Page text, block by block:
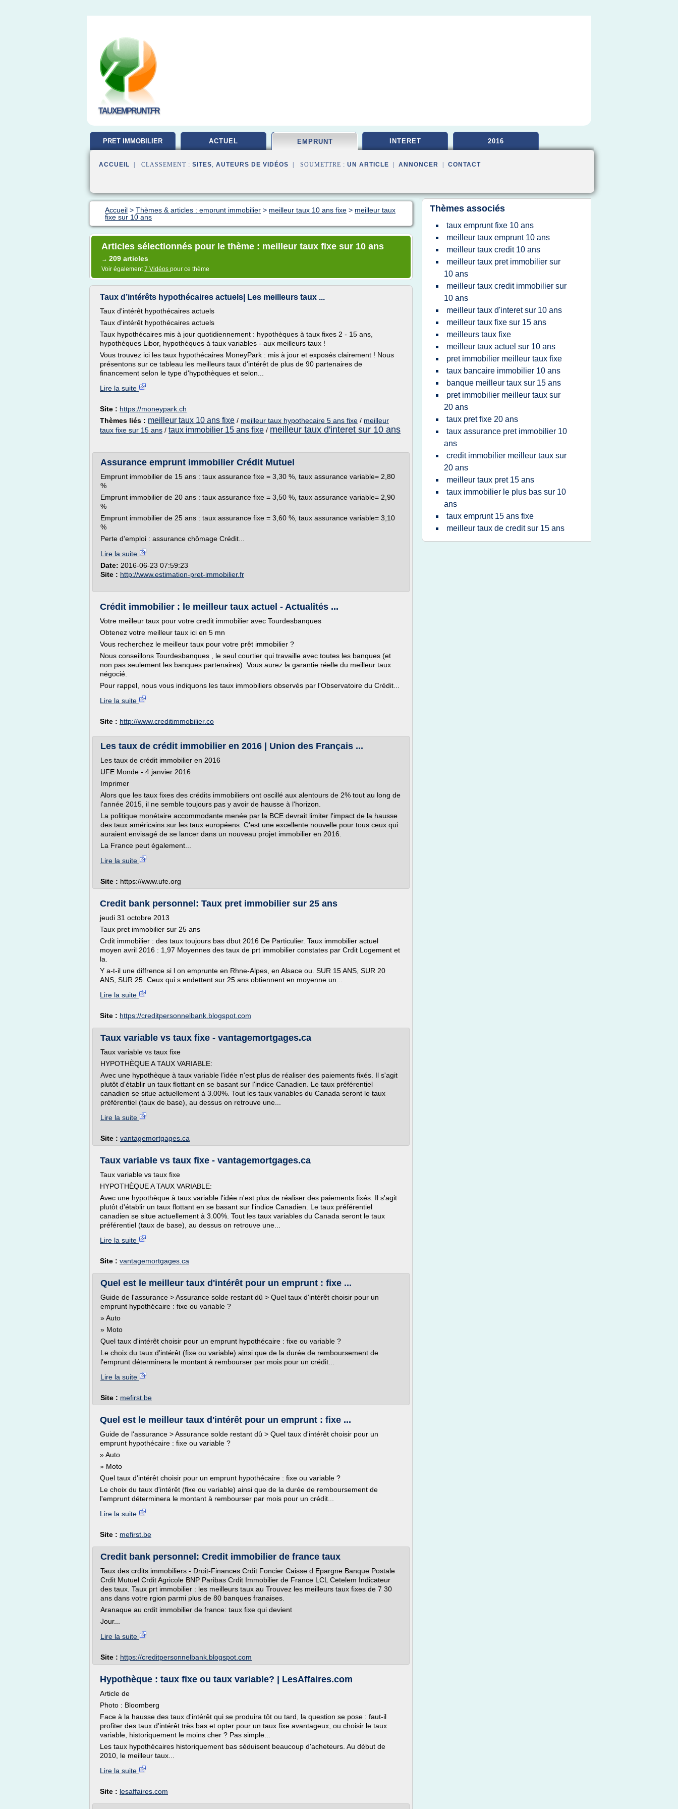
TAUXEMPRUNT.FR
PRET IMMOBILIER ACTUEL EMPRUNT INTERET 2016
ACCUEIL | CLASSEMENT : SITES, AUTEURS DE VIDÉOS | SOUMETTRE : UN ARTICLE ANNONCER CONTACT
Accueil > Thèmes & articles : emprunt immobilier > meilleur taux 10 ans fixe > meilleur taux
fixe sur 10 ans
Articles sélectionnés pour le thème : meilleur taux fixe sur 10 ans
→ 209 articles
Voir également7 Vidéos pour ce thème
Taux d’intérêts hypothécaires actuels| Les meilleurs taux ...
Taux d'intérêt hypothécaires actuels
Taux d'intérêt hypothécaires actuels
Taux hypothécaires mis à jour quotidiennement : hypothèques à taux fixes 2 - 15 ans,
hypothèques Libor, hypothèques à taux variables - aux meilleurs taux !
Vous trouvez ici les taux hypothécaires MoneyPark : mis à jour et exposés clairement ! Nous
présentons sur ce tableau les meilleurs taux d'intérêt de plus de 90 partenaires de
financement selon le type d'hypothèques et selon...
Lire la suite
Site : https://moneypark.ch
Thèmes liés : meilleur taux 10 ans fixe / meilleur taux hypothecaire 5 ans fixe / meilleur
taux fixe sur 15 ans / taux immobilier 15 ans fixe / meilleur taux d'interet sur 10 ans
Assurance emprunt immobilier Crédit Mutuel
Emprunt immobilier de 15 ans : taux assurance fixe = 3,30 %, taux assurance variable= 2,80
%
Emprunt immobilier de 20 ans : taux assurance fixe = 3,50 %, taux assurance variable= 2,90
%
Emprunt immobilier de 25 ans : taux assurance fixe = 3,60 %, taux assurance variable= 3,10
%
Perte d'emploi : assurance chômage Crédit...
Lire la suite
Date: 2016-06-23 07:59:23
Site : http://www.estimation-pret-immobilier.fr
Crédit immobilier : le meilleur taux actuel - Actualités ...
Votre meilleur taux pour votre credit immobilier avec Tourdesbanques
Obtenez votre meilleur taux ici en 5 mn
Vous recherchez le meilleur taux pour votre prêt immobilier ?
Nous conseillons Tourdesbanques , le seul courtier qui travaille avec toutes les banques (et
non pas seulement les banques partenaires). Vous aurez la garantie réelle du meilleur taux
négocié.
Pour rappel, nous vous indiquons les taux immobiliers observés par l'Observatoire du Crédit...
Lire la suite
Site : http://www.creditimmobilier.co
Les taux de crédit immobilier en 2016 | Union des Français ...
Les taux de crédit immobilier en 2016
UFE Monde - 4 janvier 2016
Imprimer
Alors que les taux fixes des crédits immobiliers ont oscillé aux alentours de 2% tout au long de
l'année 2015, il ne semble toujours pas y avoir de hausse à l'horizon.
La politique monétaire accommodante menée par la BCE devrait limiter l'impact de la hausse
des taux américains sur les taux européens. C'est une excellente nouvelle pour tous ceux qui
auraient envisagé de se lancer dans un nouveau projet immobilier en 2016.
La France peut également...
Lire la suite
Site : https://www.ufe.org
Credit bank personnel: Taux pret immobilier sur 25 ans
jeudi 31 octobre 2013
Taux pret immobilier sur 25 ans
Crdit immobilier : des taux toujours bas dbut 2016 De Particulier. Taux immobilier actuel
moyen avril 2016 : 1,97 Moyennes des taux de prt immobilier constates par Crdit Logement et
la.
Y a-t-il une diffrence si l on emprunte en Rhne-Alpes, en Alsace ou. SUR 15 ANS, SUR 20
ANS, SUR 25. Ceux qui s endettent sur 25 ans obtiennent en moyenne un...
Lire la suite
Site : https://creditpersonnelbank.blogspot.com
Taux variable vs taux fixe - vantagemortgages.ca
Taux variable vs taux fixe
HYPOTHÈQUE A TAUX VARIABLE:
Avec une hypothèque à taux variable l'idée n'est plus de réaliser des paiements fixés. Il s'agit
plutôt d'établir un taux flottant en se basant sur l'indice Canadien. Le taux préférentiel
canadien se situe actuellement à 3.00%. Tout les taux variables du Canada seront le taux
préférentiel (taux de base), au dessus on retrouve une...
Lire la suite
Site : vantagemortgages.ca
Taux variable vs taux fixe - vantagemortgages.ca
Taux variable vs taux fixe
HYPOTHÈQUE A TAUX VARIABLE:
Avec une hypothèque à taux variable l'idée n'est plus de réaliser des paiements fixés. Il s'agit
plutôt d'établir un taux flottant en se basant sur l'indice Canadien. Le taux préférentiel
canadien se situe actuellement à 3.00%. Tout les taux variables du Canada seront le taux
préférentiel (taux de base), au dessus on retrouve une...
Lire la suite
Site : vantagemortgages.ca
Quel est le meilleur taux d'intérêt pour un emprunt : fixe ...
Guide de l'assurance > Assurance solde restant dû > Quel taux d'intérêt choisir pour un
emprunt hypothécaire : fixe ou variable ?
» Auto
» Moto
Quel taux d'intérêt choisir pour un emprunt hypothécaire : fixe ou variable ?
Le choix du taux d'intérêt (fixe ou variable) ainsi que de la durée de remboursement de
l'emprunt déterminera le montant à rembourser par mois pour un crédit...
Lire la suite
Site : mefirst.be
Quel est le meilleur taux d'intérêt pour un emprunt : fixe ...
Guide de l'assurance > Assurance solde restant dû > Quel taux d'intérêt choisir pour un
emprunt hypothécaire : fixe ou variable ?
» Auto
» Moto
Quel taux d'intérêt choisir pour un emprunt hypothécaire : fixe ou variable ?
Le choix du taux d'intérêt (fixe ou variable) ainsi que de la durée de remboursement de
l'emprunt déterminera le montant à rembourser par mois pour un crédit...
Lire la suite
Site : mefirst.be
Credit bank personnel: Credit immobilier de france taux
Taux des crdits immobiliers - Droit-Finances Crdit Foncier Caisse d Epargne Banque Postale
Crdit Mutuel Crdit Agricole BNP Paribas Crdit Immobilier de France LCL Cetelem Indicateur
des taux. Taux prt immobilier : les meilleurs taux au Trouvez les meilleurs taux fixes de 7 30
ans dans votre rgion parmi plus de 80 banques franaises.
Aranaque au crdit immobilier de france: taux fixe qui devient
Jour...
Lire la suite
Site : https://creditpersonnelbank.blogspot.com
Hypothèque : taux fixe ou taux variable? | LesAffaires.com
Article de
Photo : Bloomberg
Face à la hausse des taux d'intérêt qui se produira tôt ou tard, la question se pose : faut-il
profiter des taux d'intérêt très bas et opter pour un taux fixe avantageux, ou choisir le taux
variable, historiquement le moins cher ? Pas simple...
Les taux hypothécaires historiquement bas séduisent beaucoup d'acheteurs. Au début de
2010, le meilleur taux...
Lire la suite
Site : lesaffaires.com
Thèmes associés
taux emprunt fixe 10 ans
meilleur taux emprunt 10 ans
meilleur taux credit 10 ans
meilleur taux pret immobilier sur
10 ans
meilleur taux credit immobilier sur
10 ans
meilleur taux d'interet sur 10 ans
meilleur taux fixe sur 15 ans
meilleurs taux fixe
meilleur taux actuel sur 10 ans
pret immobilier meilleur taux fixe
taux bancaire immobilier 10 ans
banque meilleur taux sur 15 ans
pret immobilier meilleur taux sur
20 ans
taux pret fixe 20 ans
taux assurance pret immobilier 10
ans
credit immobilier meilleur taux sur
20 ans
meilleur taux pret 15 ans
taux immobilier le plus bas sur 10
ans
taux emprunt 15 ans fixe
meilleur taux de credit sur 15 ans